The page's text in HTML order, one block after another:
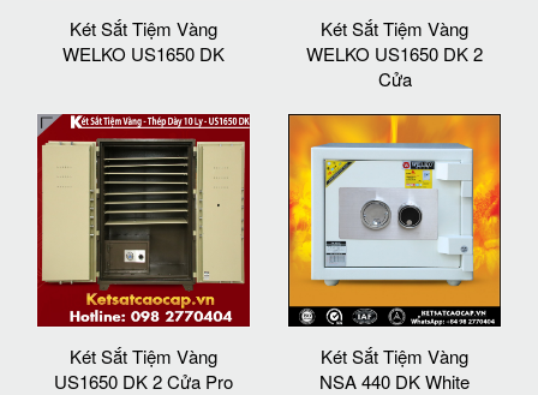
Két Sắt Tiệm Vàng
WELKO US1650 DK
Két Sắt Tiệm Vàng
WELKO US1650 DK 2
Cửa
Két Sắt Tiệm Vàng
US1650 DK 2 Cửa Pro
Két Sắt Tiệm Vàng
NSA 440 DK White